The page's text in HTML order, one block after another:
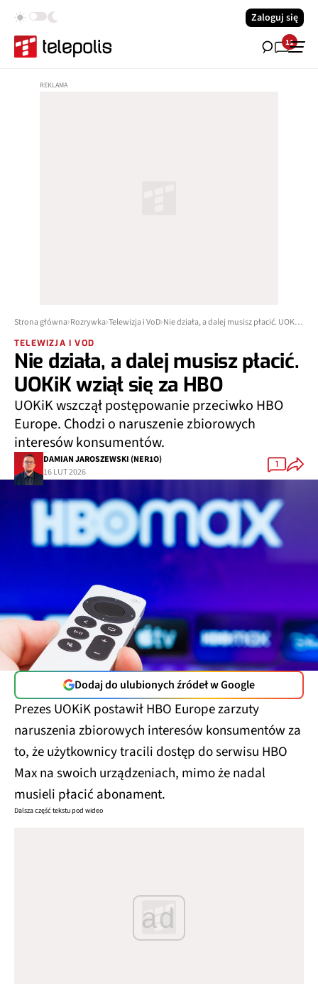
Zaloguj się
11
Strona główna Rozrywka Telewizja i VoD Nie działa, a dalej musisz płacić. UOKiK wziął się za HBO
TELEWIZJA I VOD
Nie działa, a dalej musisz płacić.
UOKiK wziął się za HBO
UOKiK wszczął postępowanie przeciwko HBO
Europe. Chodzi o naruszenie zbiorowych
interesów konsumentów.
DAMIAN JAROSZEWSKI (NER1O)
16 LUT 2026
1
Dodaj do ulubionych źródeł w Google
Prezes UOKiK postawił HBO Europe zarzuty
naruszenia zbiorowych interesów konsumentów za
to, że użytkownicy tracili dostęp do serwisu HBO
Max na swoich urządzeniach, mimo że nadal
musieli płacić abonament.
Dalsza część tekstu pod wideo
ad